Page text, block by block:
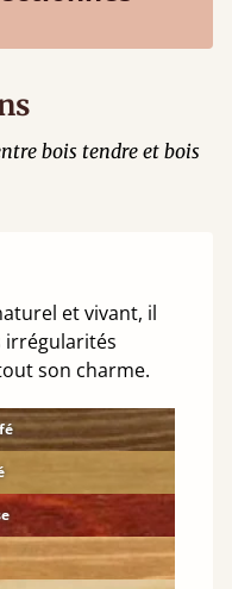
bois tendre et bois
et vivant, il
irrégularités
son charme.